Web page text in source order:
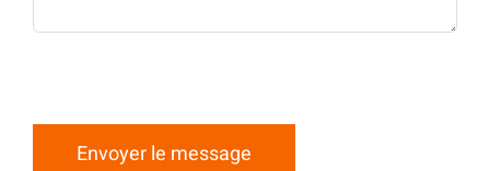
Envoyer le message